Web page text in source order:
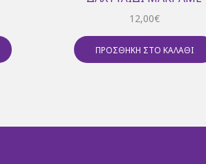
12,00€
ΠΡΟΣΘΉΚΗ ΣΤΟ ΚΑΛΆΘΙ